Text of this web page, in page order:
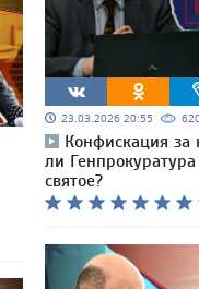
23.03.2026 20:55
Конфискация за
ли
святое?